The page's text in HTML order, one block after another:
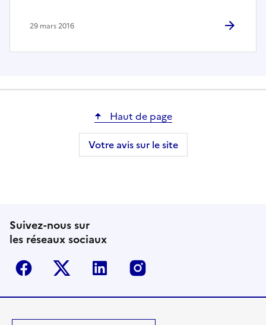
29 mars 2016
Haut de page
Votre avis sur le site
Suivez-nous sur
les réseaux sociaux
Facebook Twitter-X Linkedin